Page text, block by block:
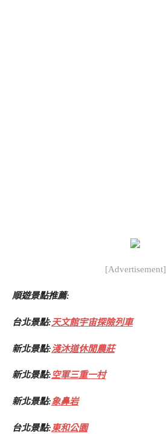
[Advertisement]
順遊景點推薦:
台北景點:天文館宇宙探險列車
新北景點:淺沐道休閒農莊
新北景點:空軍三重一村
新北景點:象鼻岩
台北景點:東和公園